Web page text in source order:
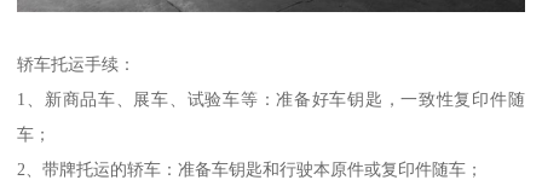
轿车托运手续：
1、新商品车、展车、试验车等：准备好车钥匙，一致性复印件随
车；
2、带牌托运的轿车：准备车钥匙和行驶本原件或复印件随车；